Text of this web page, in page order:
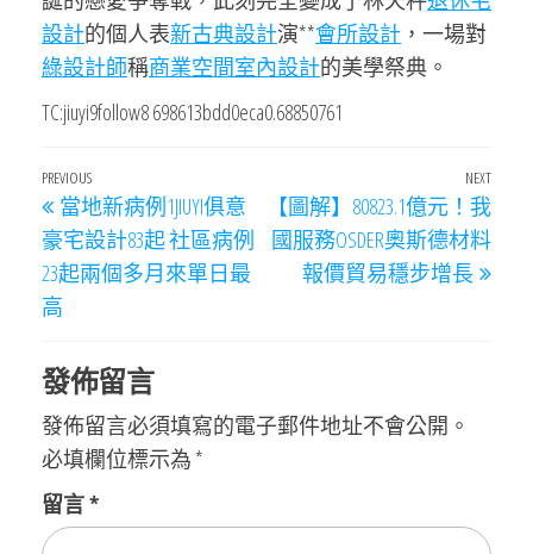
設計的個人表新古典設計演**會所設計 ，一場對
綠設計師稱商業空間室內設計的美學祭典。
TC:jiuyi9follow8 698613bdd0eca0.68850761
文
章
導
覽
Previous
Post
PREVIOUS
當地新病例1JIUYI俱意
豪宅設計83起 社區病例
23起兩個多月來單日最
高
Next
Post
NEXT
【圖解】80823.1億元！我
國服務OSDER奧斯德材料
報價貿易穩步增長
發佈留言
發佈留言必須填寫的電子郵件地址不會公開。
必填欄位標示為 *
留言*